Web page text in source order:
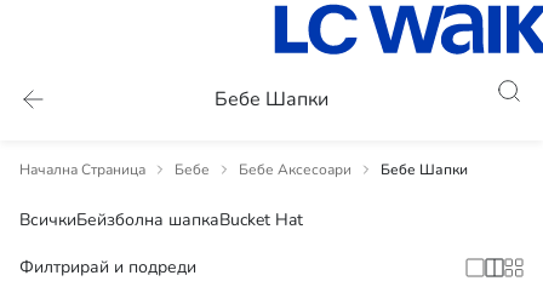
Бебе Шапки
Начална Страница Бебе Бебе Аксесоари Бебе Шапки
ВсичкиБейзболна шапкаBucket Hat
Филтрирай и подреди